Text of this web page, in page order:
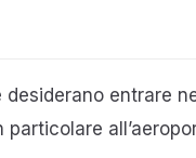
entrare